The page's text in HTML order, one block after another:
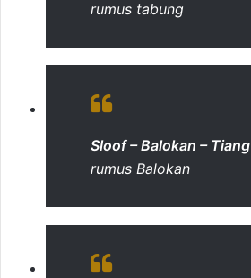
rumus tabung
Sloof – Balokan – Tiang
rumus Balokan